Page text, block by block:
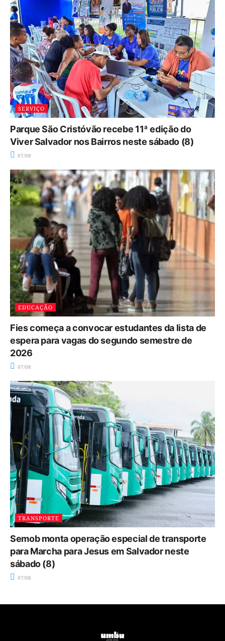
SERVIÇO
Parque São Cristóvão recebe 11ª edição do
Viver Salvador nos Bairros neste sábado (8)
07/08
EDUCAÇÃO
Fies começa a convocar estudantes da lista de
espera para vagas do segundo semestre de
2026
07/08
TRANSPORTE
Semob monta operação especial de transporte
para Marcha para Jesus em Salvador neste
sábado (8)
07/08